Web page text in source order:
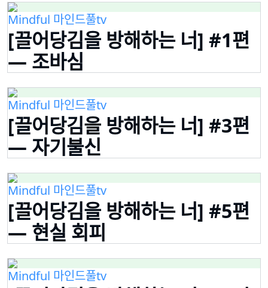
Mindful 마인드풀tv
[끌어당김을 방해하는 너] #1편
— 조바심
Mindful 마인드풀tv
[끌어당김을 방해하는 너] #3편
— 자기불신
Mindful 마인드풀tv
[끌어당김을 방해하는 너] #5편
— 현실 회피
Mindful 마인드풀tv